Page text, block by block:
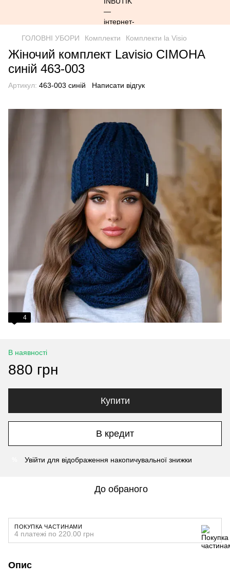
ГОЛОВНІ УБОРИ Комплекти Комплекти la Visio
Жіночий комплект Lavisio СІМОНА
синій 463-003
Артикул: 463-003 синій Написати відгук
4
В наявності
880 грн
Купити
В кредит
Увійти для відображення накопичувальної знижки
До обраного
ПОКУПКА ЧАСТИНАМИ
4 платежі по 220.00 грн
Опис